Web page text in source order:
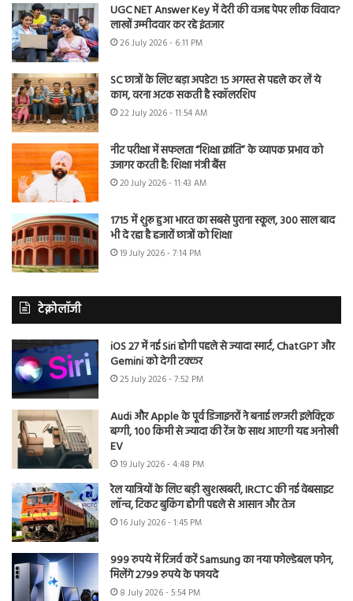
UGC NET Answer Key में देरी की वजह पेपर लीक विवाद?
लाखों उम्मीदवार कर रहे इंतजार
26 July 2026 - 6:11 PM
SC छात्रों के लिए बड़ा अपडेट! 15 अगस्त से पहले कर लें ये
काम, वरना अटक सकती है स्कॉलरशिप
22 July 2026 - 11:54 AM
नीट परीक्षा में सफलता “शिक्षा क्रांति” के व्यापक प्रभाव को
उजागर करती है: शिक्षा मंत्री बैंस
20 July 2026 - 11:43 AM
1715 में शुरू हुआ भारत का सबसे पुराना स्कूल, 300 साल बाद
भी दे रहा है हजारों छात्रों को शिक्षा
19 July 2026 - 7:14 PM
टेक्नोलॉजी
iOS 27 में नई Siri होगी पहले से ज्यादा स्मार्ट, ChatGPT और
Gemini को देगी टक्कर
25 July 2026 - 7:52 PM
Audi और Apple के पूर्व डिजाइनरों ने बनाई लग्जरी इलेक्ट्रिक
बग्गी, 100 किमी से ज्यादा की रेंज के साथ आएगी यह अनोखी
EV
19 July 2026 - 4:48 PM
रेल यात्रियों के लिए बड़ी खुशखबरी, IRCTC की नई वेबसाइट
लॉन्च, टिकट बुकिंग होगी पहले से आसान और तेज
16 July 2026 - 1:45 PM
999 रुपये में रिजर्व करें Samsung का नया फोल्डेबल फोन,
मिलेंगे 2799 रुपये के फायदे
8 July 2026 - 5:54 PM